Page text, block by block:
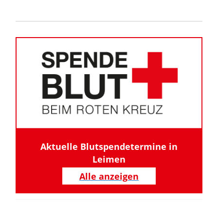
Aktuelle Blutspendetermine in
Leimen
Alle anzeigen